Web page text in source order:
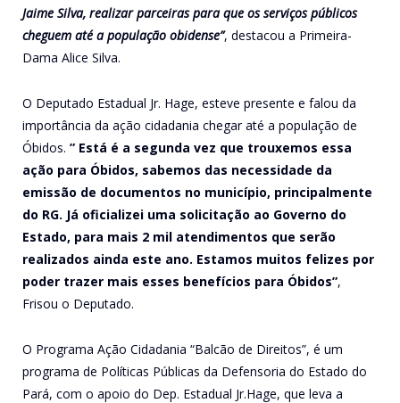
Jaime Silva, realizar parceiras para que os serviços públicos
cheguem até a população obidense”, destacou a Primeira-
Dama Alice Silva.
O Deputado Estadual Jr. Hage, esteve presente e falou da
importância da ação cidadania chegar até a população de
Óbidos. ” Está é a segunda vez que trouxemos essa
ação para Óbidos, sabemos das necessidade da
emissão de documentos no município, principalmente
do RG. Já oficializei uma solicitação ao Governo do
Estado, para mais 2 mil atendimentos que serão
realizados ainda este ano. Estamos muitos felizes por
poder trazer mais esses benefícios para Óbidos”,
Frisou o Deputado.
O Programa Ação Cidadania “Balcão de Direitos”, é um
programa de Políticas Públicas da Defensoria do Estado do
Pará, com o apoio do Dep. Estadual Jr.Hage, que leva a